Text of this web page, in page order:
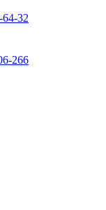
32
266